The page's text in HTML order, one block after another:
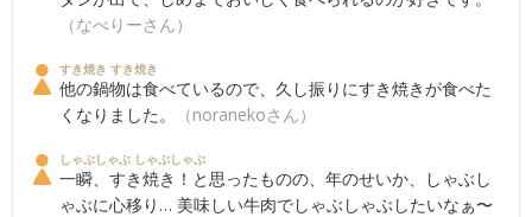
（なべりーさん）
すき焼き すき焼き
他の鍋物は食べているので、久し振りにすき焼きが食べた
くなりました。
（noranekoさん）
しゃぶしゃぶ しゃぶしゃぶ
一瞬、すき焼き！と思ったものの、年のせいか、しゃぶし
ゃぶに心移り… 美味しい牛肉でしゃぶしゃぶしたいなぁ〜